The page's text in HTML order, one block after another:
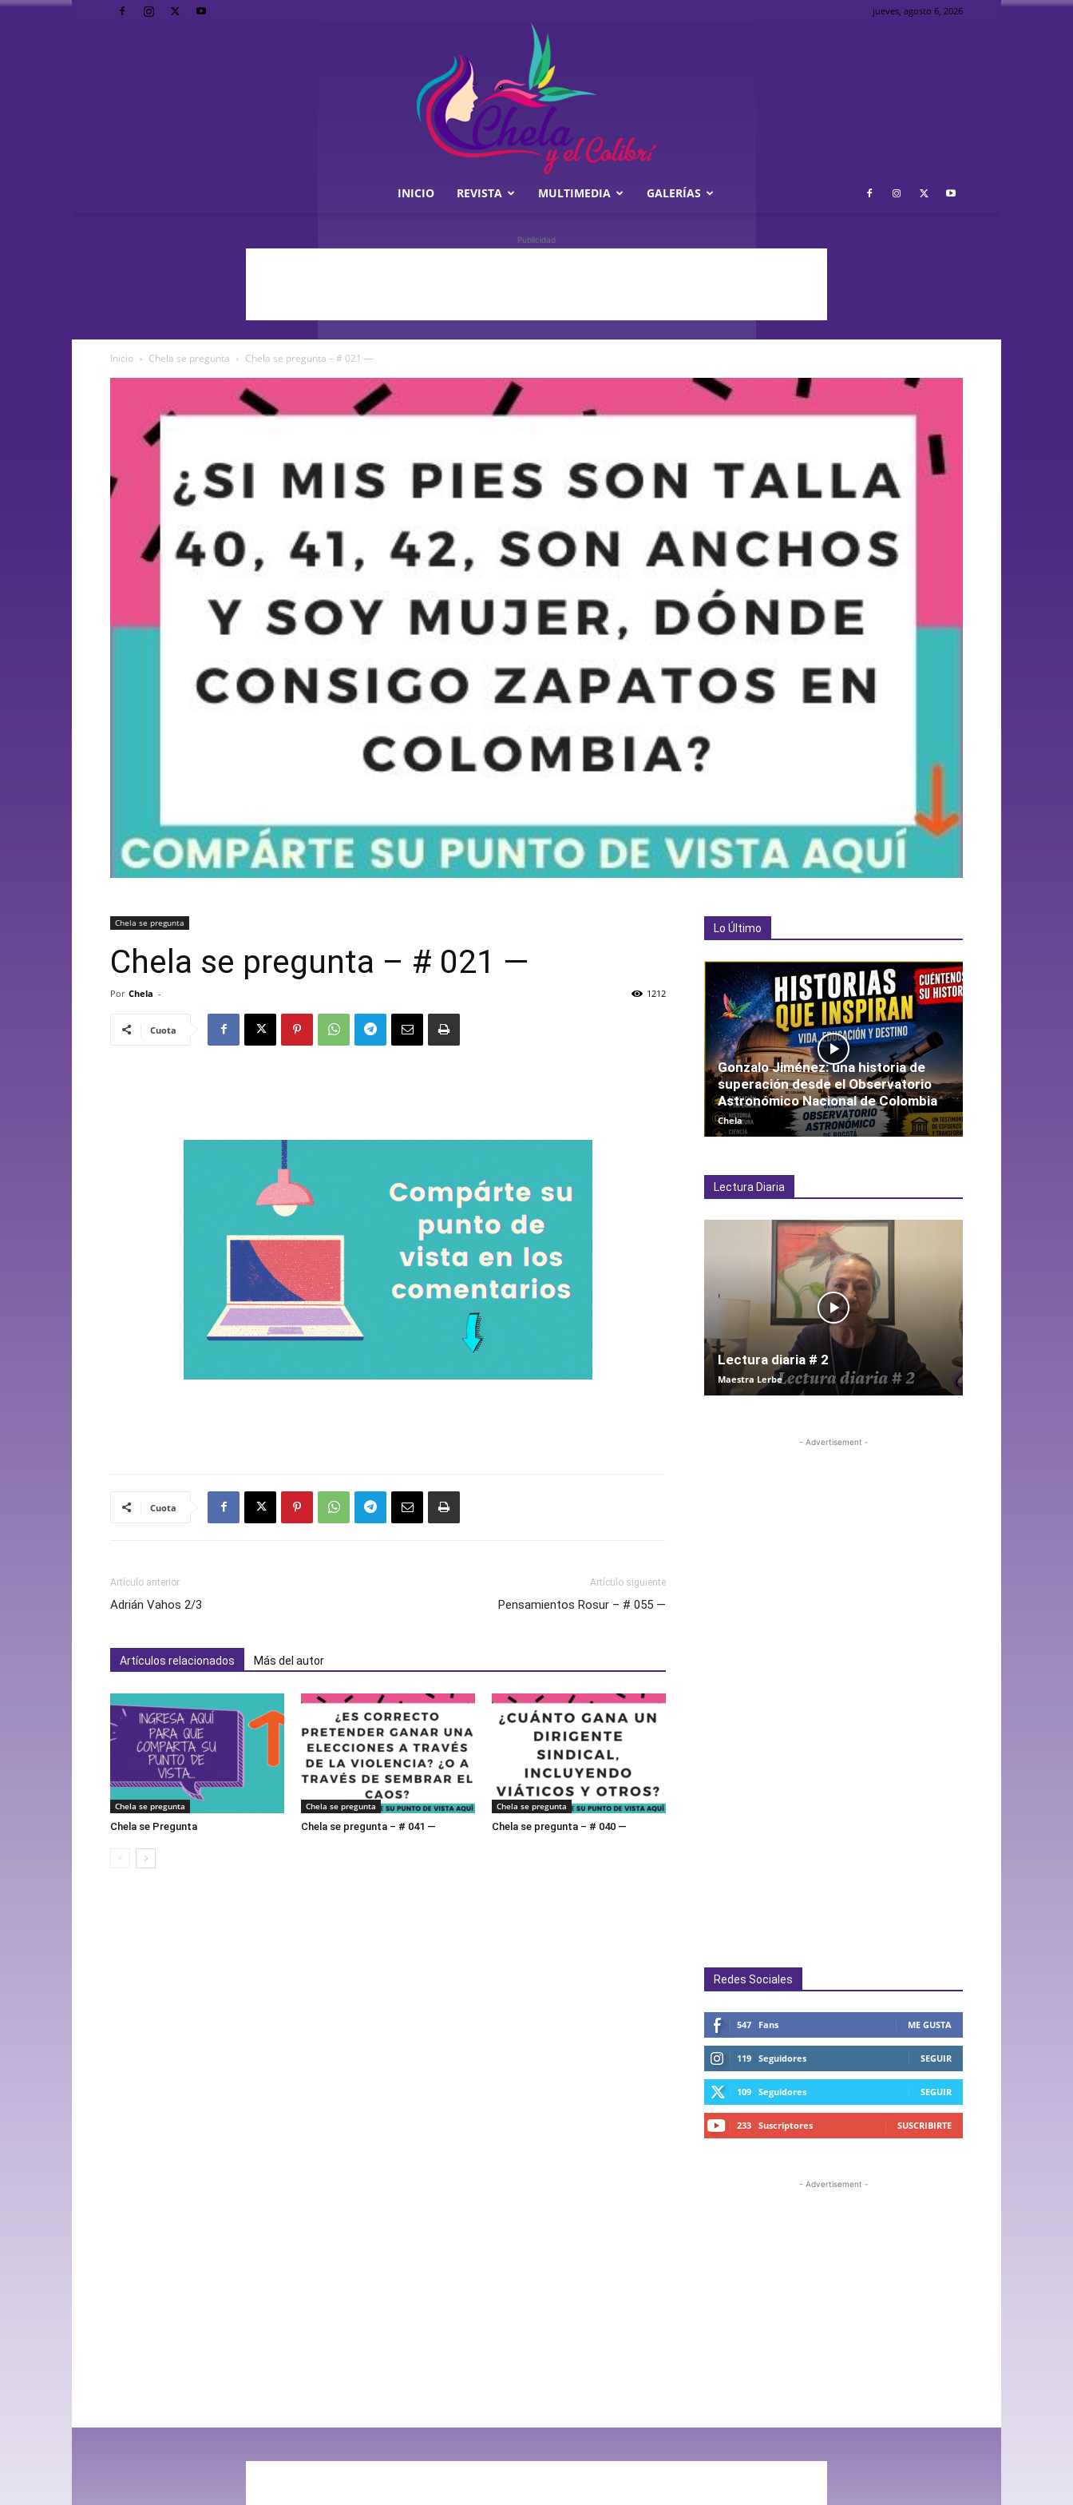
jueves, agosto 6, 2026
Colibrí
INICIO REVISTA MULTIMEDIA GALERÍAS
Publicidad
Inicio Chela se pregunta Chela se pregunta – # 021 —
Chela se pregunta
Chela se pregunta – # 021 —
Por Chela - 1212
Cuota
Cuota
Artículo anterior
Adrián Vahos 2/3
Artículo siguiente
Pensamientos Rosur – # 055 —
Artículos relacionados Más del autor
Chela se pregunta
Chela se Pregunta
Chela se pregunta
Chela se pregunta – # 041 —
Chela se pregunta
Chela se pregunta – # 040 —
Lo Último
Gonzalo Jiménez: una historia de
superación desde el Observatorio
Astronómico Nacional de Colombia
Chela
Lectura Diaria
Lectura diaria # 2
Maestra Lerbe
- Advertisement -
Redes Sociales
547 Fans ME GUSTA
119 Seguidores SEGUIR
109 Seguidores SEGUIR
233 Suscriptores SUSCRIBIRTE
- Advertisement -